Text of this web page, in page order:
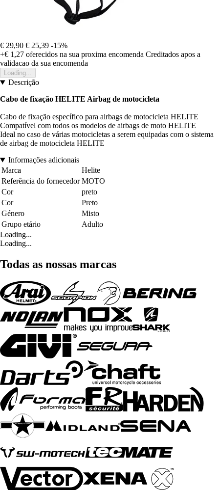
€ 29,90 € 25,39 -15%
+€ 1,27 oferecidos na sua proxima encomenda Creditados apos a
validacao da sua encomenda
Loading...
Descrição
Cabo de fixação HELITE Airbag de motocicleta
Cabo de fixação específico para airbags de motocicleta HELITE
Compatível com todos os modelos de airbags de moto HELITE
Ideal no caso de várias motocicletas a serem equipadas com o sistema
de airbag de motocicleta HELITE
Informações adicionais
Marca
Helite
Referência do fornecedor MOTO
Cor
preto
Cor
Preto
Género
Misto
Grupo etário
Adulto
Loading...
Loading...
Todas as nossas marcas